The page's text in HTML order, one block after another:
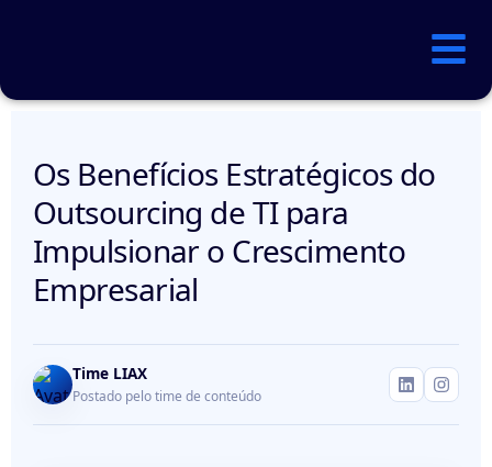
Os Benefícios Estratégicos do
Outsourcing de TI para
Impulsionar o Crescimento
Empresarial
Time LIAX
Postado pelo time de conteúdo